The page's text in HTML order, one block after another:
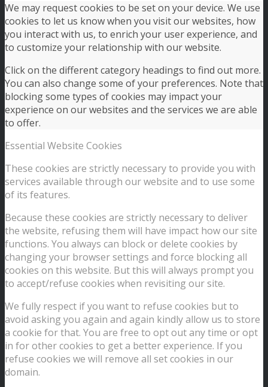
We may request cookies to be set on your device. We use
cookies to let us know when you visit our websites, how
you interact with us, to enrich your user experience, and
to customize your relationship with our website.
Click on the different category headings to find out more.
You can also change some of your preferences. Note that
blocking some types of cookies may impact your
experience on our websites and the services we are able
to offer.
Essential Website Cookies
These cookies are strictly necessary to provide you with
services available through our website and to use some
of its features.
Because these cookies are strictly necessary to deliver
the website, refusing them will have impact how our site
functions. You always can block or delete cookies by
changing your browser settings and force blocking all
cookies on this website. But this will always prompt you
to accept/refuse cookies when revisiting our site.
We fully respect if you want to refuse cookies but to
avoid asking you again and again kindly allow us to store
a cookie for that. You are free to opt out any time or opt
in for other cookies to get a better experience. If you
refuse cookies we will remove all set cookies in our
domain.